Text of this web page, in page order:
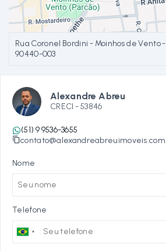
Rua Coronel Bordini - Moinhos de Vento
90440-003
Alexandre Abreu
CRECI -53846
(51) 9 9536-3655
Nome
Telefone